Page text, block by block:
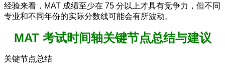
经验来看，MAT 成绩至少在 75 分以上才具有竞争力，但不同
专业和不同年份的实际分数线可能会有所波动。
MAT 考试时间轴关键节点总结与建议
关键节点总结